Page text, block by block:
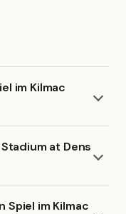
im Kilmac
at Dens
Spiel im Kilmac